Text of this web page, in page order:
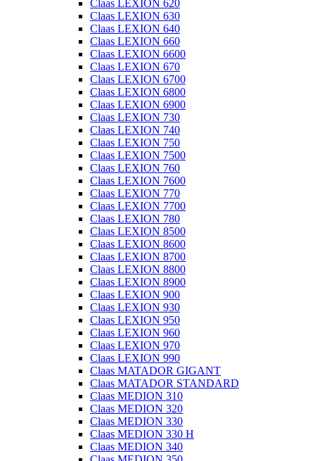
Claas LEXION 620
Claas LEXION 630
Claas LEXION 640
Claas LEXION 660
Claas LEXION 6600
Claas LEXION 670
Claas LEXION 6700
Claas LEXION 6800
Claas LEXION 6900
Claas LEXION 730
Claas LEXION 740
Claas LEXION 750
Claas LEXION 7500
Claas LEXION 760
Claas LEXION 7600
Claas LEXION 770
Claas LEXION 7700
Claas LEXION 780
Claas LEXION 8500
Claas LEXION 8600
Claas LEXION 8700
Claas LEXION 8800
Claas LEXION 8900
Claas LEXION 900
Claas LEXION 930
Claas LEXION 950
Claas LEXION 960
Claas LEXION 970
Claas LEXION 990
Claas MATADOR GIGANT
Claas MATADOR STANDARD
Claas MEDION 310
Claas MEDION 320
Claas MEDION 330
Claas MEDION 330 H
Claas MEDION 340